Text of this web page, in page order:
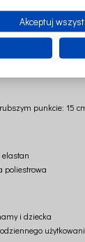
wyjazdów.
punkcie: 15
elastan
poliestrowa
i dziecka
Akceptuj